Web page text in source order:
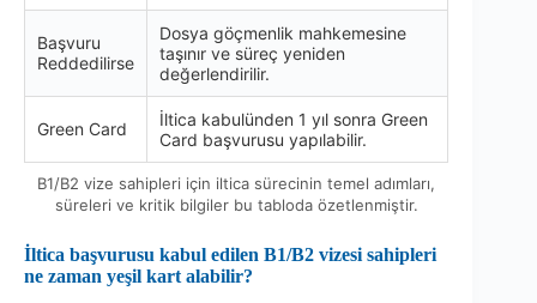
Başvuru
Reddedilirse
Dosya göçmenlik mahkemesine
taşınır ve süreç yeniden
değerlendirilir.
Green Card
İltica kabulünden 1 yıl sonra Green
Card başvurusu yapılabilir.
B1/B2 vize sahipleri için iltica sürecinin temel adımları,
süreleri ve kritik bilgiler bu tabloda özetlenmiştir.
İltica başvurusu kabul edilen B1/B2 vizesi sahipleri
ne zaman yeşil kart alabilir?